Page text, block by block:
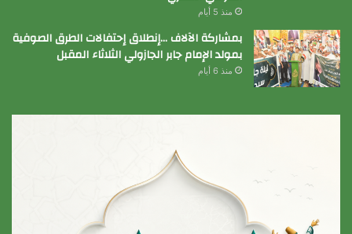
منذ 5 أيام
بمشاركة الآلاف …إنطلاق إحتفالات الطرق الصوفية
بمولد الإمام جابر الجازولي الثلاثاء المقبل
منذ 6 أيام